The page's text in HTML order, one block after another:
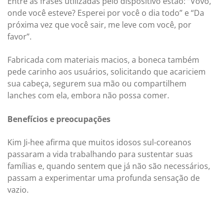
onde você esteve? Esperei por você o dia todo” e “Da
próxima vez que você sair, me leve com você, por
favor”.
Fabricada com materiais macios, a boneca também
pede carinho aos usuários, solicitando que acariciem
sua cabeça, segurem sua mão ou compartilhem
lanches com ela, embora não possa comer.
Benefícios e preocupações
Kim Ji-hee afirma que muitos idosos sul-coreanos
passaram a vida trabalhando para sustentar suas
famílias e, quando sentem que já não são necessários,
passam a experimentar uma profunda sensação de
vazio.